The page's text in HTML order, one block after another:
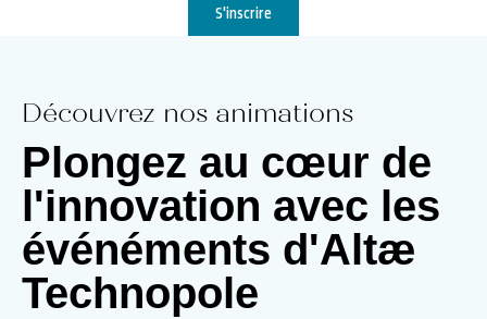
S'inscrire
Découvrez nos animations
Plongez au cœur de
l'innovation avec les
événéments d'Altæ
Technopole